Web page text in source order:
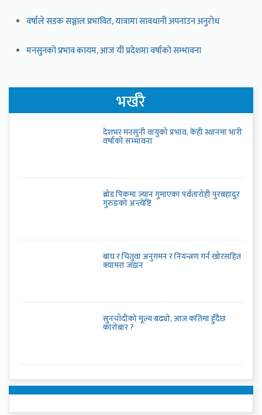
वर्षाले सडक सञ्जाल प्रभावित, यात्रामा सावधानी अपनाउन अनुरोध
मनसुनको प्रभाव कायम, आज यी प्रदेशमा वर्षाको सम्भावना
भर्खरै
देशभर मनसुनी वायुको प्रभाव, केही स्थानमा भारी
वर्षाको सम्भावना
ब्रोड पिकमा ज्यान गुमाएका पर्वतारोही पुरबहादुर
गुरुङको अन्त्येष्टि
बाघ र चितुवा अनुगमन र नियन्त्रण गर्न खोरसहित
क्यामरा जडान
सुनचाँदीको मूल्य बढ्यो, आज कतिमा हुँदैछ
कारोबार ?